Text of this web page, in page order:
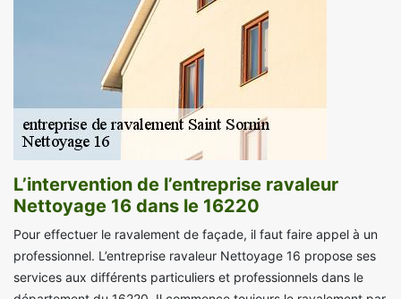
L’intervention de l’entreprise ravaleur
Nettoyage 16 dans le 16220
Pour effectuer le ravalement de façade, il faut faire appel à un
professionnel. L’entreprise ravaleur Nettoyage 16 propose ses
services aux différents particuliers et professionnels dans le